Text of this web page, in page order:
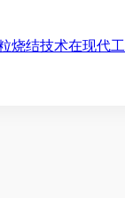
烧结技术在现代